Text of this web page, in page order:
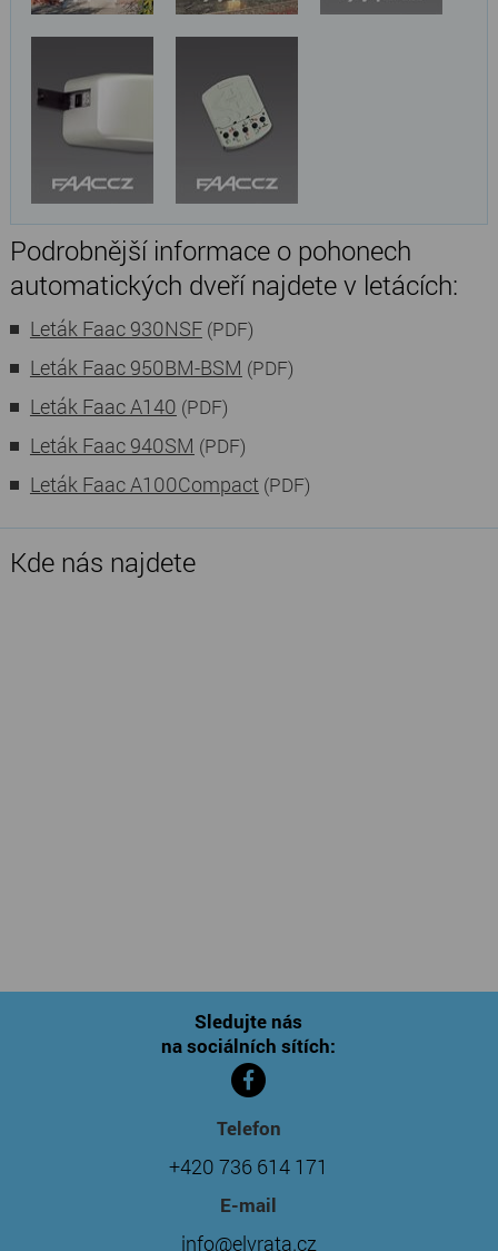
Podrobnější informace o pohonech
automatických dveří najdete v letácích:
Leták Faac 930NSF(PDF)
Leták Faac 950BM-BSM (PDF)
Leták Faac A140 (PDF)
Leták Faac 940SM (PDF)
Leták Faac A100Compact(PDF)
Kde nás najdete
Sledujte nás
na sociálních sítích:
Telefon
+420 736 614 171
E-mail
info@elvrata.cz